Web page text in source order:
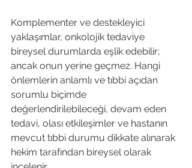
Komplementer ve destekleyici
yaklaşımlar, onkolojik tedaviye
bireysel durumlarda eşlik edebilir;
ancak onun yerine geçmez. Hangi
önlemlerin anlamlı ve tıbbi açıdan
sorumlu biçimde
değerlendirilebileceği, devam eden
tedavi, olası etkileşimler ve hastanın
mevcut tıbbi durumu dikkate alınarak
hekim tarafından bireysel olarak